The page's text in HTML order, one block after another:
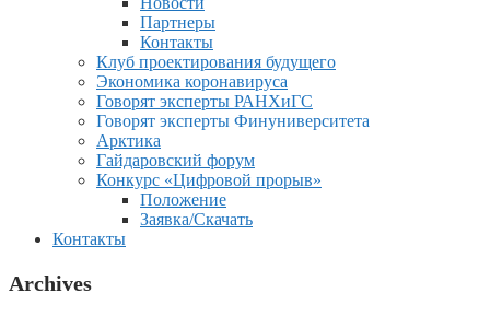
Партнеры
Контакты
Клуб проектирования будущего
Экономика коронавируса
Говорят эксперты РАНХиГС
Говорят эксперты Финуниверситета
Арктика
Гайдаровский форум
Конкурс «Цифровой прорыв»
Положение
Заявка/Скачать
Контакты
Archives